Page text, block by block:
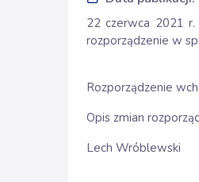
22 czerwca 2021 r.
rozporządzenie w
Rozporządzenie
Opis zmian
Lech Wróblewski